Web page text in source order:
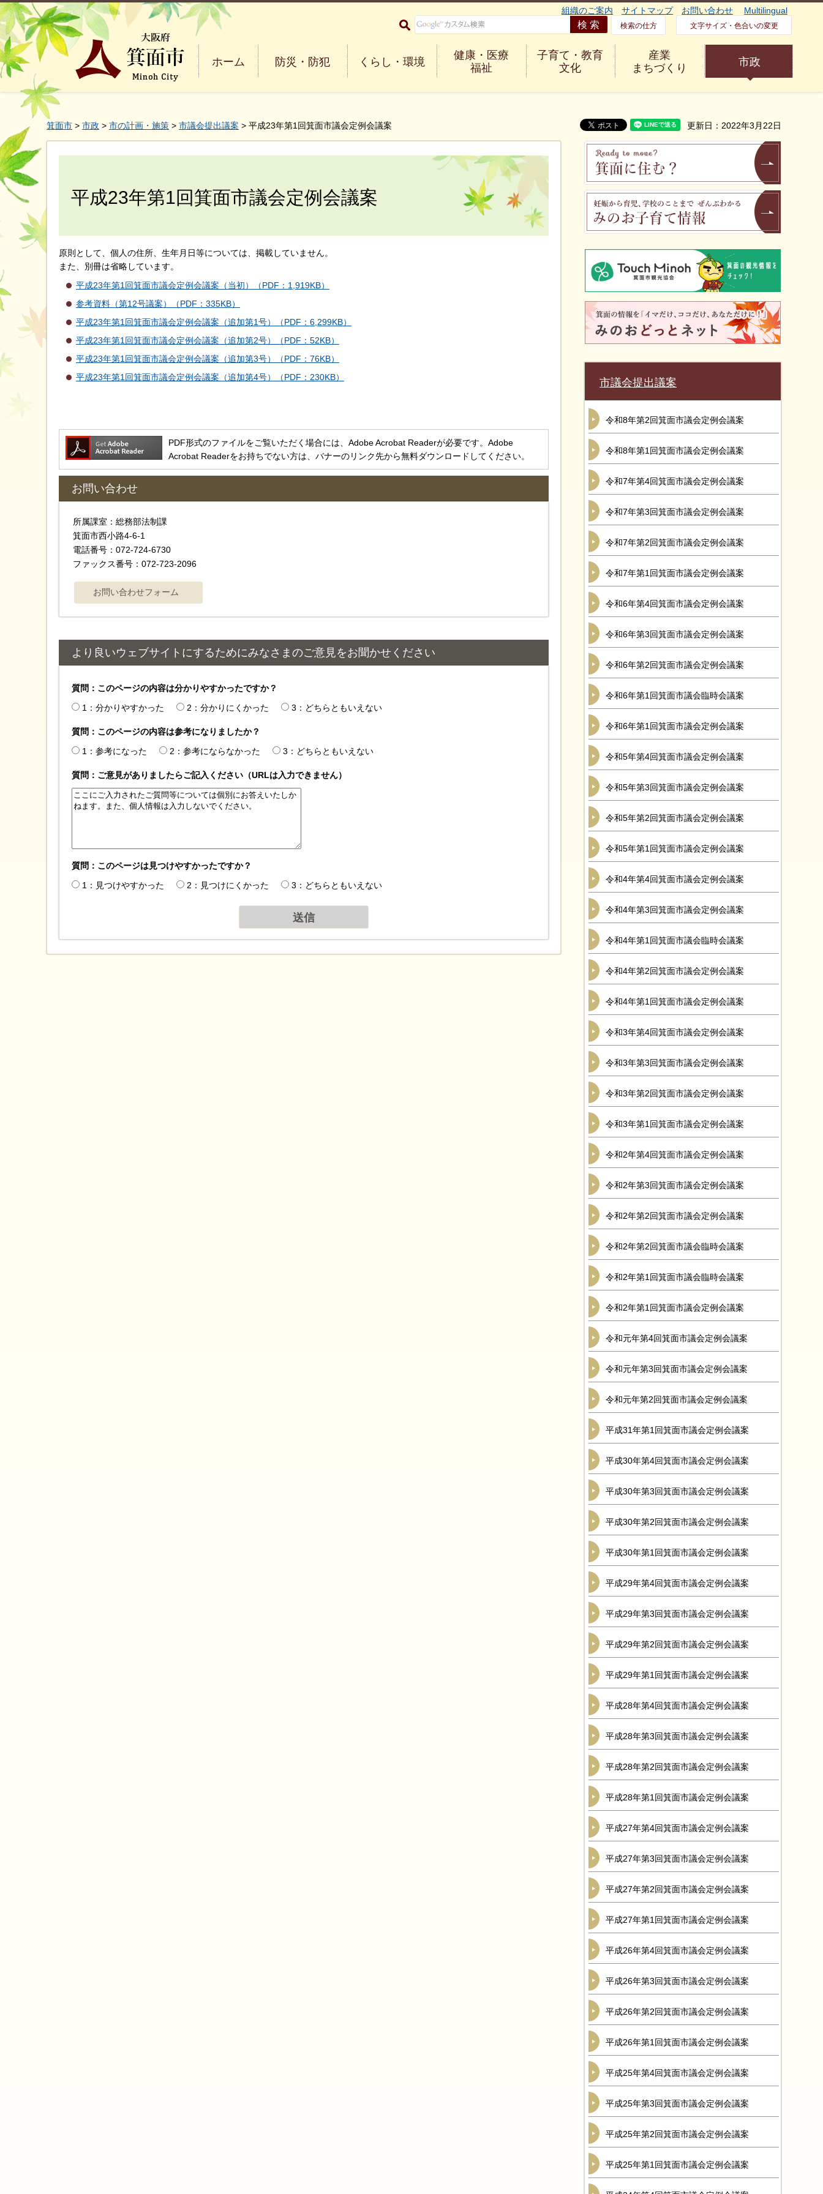
大阪府箕面市 Minoh City
組織のご案内 サイトマップ お問い合わせ Multilingual
検索の仕方 文字サイズ・色合いの変更
ホーム 防災・防犯 くらし・環境
健康・医療
福祉
子育て・教育
文化
産業
まちづくり
市政
箕面市 > 市政 > 市の計画・施策 > 市議会提出議案 > 平成23年第1回箕面市議会定例会議案 更新日：2022年3月22日
平成23年第1回箕面市議会定例会議案
原則として、個人の住所、生年月日等については、掲載していません。
また、別冊は省略しています。
平成23年第1回箕面市議会定例会議案（当初）（PDF：1,919KB）
参考資料（第12号議案）（PDF：335KB）
平成23年第1回箕面市議会定例会議案（追加第1号）（PDF：6,299KB）
平成23年第1回箕面市議会定例会議案（追加第2号）（PDF：52KB）
平成23年第1回箕面市議会定例会議案（追加第3号）（PDF：76KB）
平成23年第1回箕面市議会定例会議案（追加第4号）（PDF：230KB）
PDF形式のファイルをご覧いただく場合には、Adobe Acrobat Readerが必要です。Adobe
Acrobat Readerをお持ちでない方は、バナーのリンク先から無料ダウンロードしてください。
お問い合わせ
所属課室：総務部法制課
箕面市西小路4‐6‐1
電話番号：072-724-6730
ファックス番号：072-723-2096
より良いウェブサイトにするためにみなさまのご意見をお聞かせください
質問：このページの内容は分かりやすかったですか？
1：分かりやすかった
2：分かりにくかった 3：どちらともいえない
質問：このページの内容は参考になりましたか？
1：参考になった
2：参考にならなかった 3：どちらともいえない
質問：ご意見がありましたらご記入ください（URLは入力できません）
質問：このページは見つけやすかったですか？
1：見つけやすかった
2：見つけにくかった 3：どちらともいえない
市議会提出議案
令和8年第2回箕面市議会定例会議案
令和8年第1回箕面市議会定例会議案
令和7年第4回箕面市議会定例会議案
令和7年第3回箕面市議会定例会議案
令和7年第2回箕面市議会定例会議案
令和7年第1回箕面市議会定例会議案
令和6年第4回箕面市議会定例会議案
令和6年第3回箕面市議会定例会議案
令和6年第2回箕面市議会定例会議案
令和6年第1回箕面市議会臨時会議案
令和6年第1回箕面市議会定例会議案
令和5年第4回箕面市議会定例会議案
令和5年第3回箕面市議会定例会議案
令和5年第2回箕面市議会定例会議案
令和5年第1回箕面市議会定例会議案
令和4年第4回箕面市議会定例会議案
令和4年第3回箕面市議会定例会議案
令和4年第1回箕面市議会臨時会議案
令和4年第2回箕面市議会定例会議案
令和4年第1回箕面市議会定例会議案
令和3年第4回箕面市議会定例会議案
令和3年第3回箕面市議会定例会議案
令和3年第2回箕面市議会定例会議案
令和3年第1回箕面市議会定例会議案
令和2年第4回箕面市議会定例会議案
令和2年第3回箕面市議会定例会議案
令和2年第2回箕面市議会定例会議案
令和2年第2回箕面市議会臨時会議案
令和2年第1回箕面市議会臨時会議案
令和2年第1回箕面市議会定例会議案
令和元年第4回箕面市議会定例会議案
令和元年第3回箕面市議会定例会議案
令和元年第2回箕面市議会定例会議案
平成31年第1回箕面市議会定例会議案
平成30年第4回箕面市議会定例会議案
平成30年第3回箕面市議会定例会議案
平成30年第2回箕面市議会定例会議案
平成30年第1回箕面市議会定例会議案
平成29年第4回箕面市議会定例会議案
平成29年第3回箕面市議会定例会議案
平成29年第2回箕面市議会定例会議案
平成29年第1回箕面市議会定例会議案
平成28年第4回箕面市議会定例会議案
平成28年第3回箕面市議会定例会議案
平成28年第2回箕面市議会定例会議案
平成28年第1回箕面市議会定例会議案
平成27年第4回箕面市議会定例会議案
平成27年第3回箕面市議会定例会議案
平成27年第2回箕面市議会定例会議案
平成27年第1回箕面市議会定例会議案
平成26年第4回箕面市議会定例会議案
平成26年第3回箕面市議会定例会議案
平成26年第2回箕面市議会定例会議案
平成26年第1回箕面市議会定例会議案
平成25年第4回箕面市議会定例会議案
平成25年第3回箕面市議会定例会議案
平成25年第2回箕面市議会定例会議案
平成25年第1回箕面市議会定例会議案